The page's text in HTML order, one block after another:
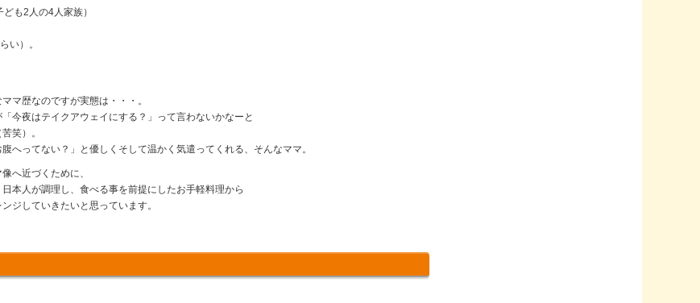
も2人の4人家族）
い）。
マ歴なのですが実態は・・・。
今夜はテイクアウェイにする？」って言わないかなーと
笑）。
へってない？」と優しくそして温かく気遣ってくれる、そんなママ。
へ近づくために、
本人が調理し、食べる事を前提にしたお手軽料理から
ジしていきたいと思っています。